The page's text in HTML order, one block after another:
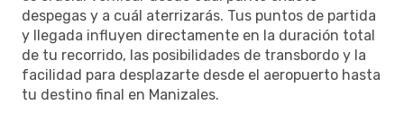
despegas y a cuál aterrizarás. Tus puntos de partida
y llegada influyen directamente en la duración total
de tu recorrido, las posibilidades de transbordo y la
facilidad para desplazarte desde el aeropuerto hasta
tu destino final en Manizales.